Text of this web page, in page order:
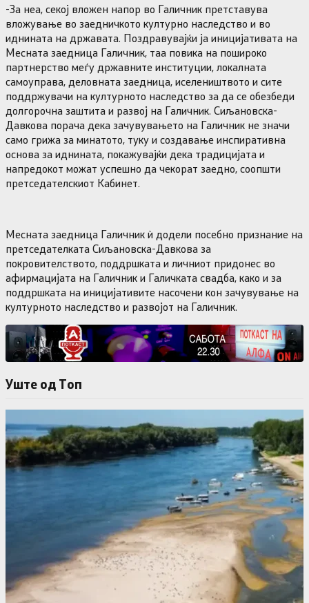
-За неа, секој вложен напор во Галичник претставува
вложување во заедничкото културно наследство и во
иднината на државата. Поздравувајќи ја иницијативата на
Месната заедница Галичник, таа повика на пошироко
партнерство меѓу државните институции, локалната
самоуправа, деловната заедница, иселеништвото и сите
поддржувачи на културното наследство за да се обезбеди
долгорочна заштита и развој на Галичник. Сиљановска-
Давкова порача дека зачувувањето на Галичник не значи
само грижа за минатото, туку и создавање инспиративна
основа за иднината, покажувајќи дека традицијата и
напредокот можат успешно да чекорат заедно, соопшти
претседателскиот Кабинет.
Месната заедница Галичник ѝ додели посебно признание на
претседателката Сиљановска-Давкова за
покровителството, поддршката и личниот придонес во
афирмацијата на Галичник и Галичката свадба, како и за
поддршката на иницијативите насочени кон зачувување на
културното наследство и развојот на Галичник.
Уште од Tоп